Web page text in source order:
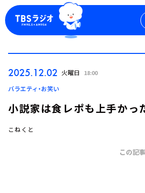
ログイン
2025.12.02 火曜日 18:00
バラエティ・お笑い
小説家は食レポも上手かっ
こねくと
この記